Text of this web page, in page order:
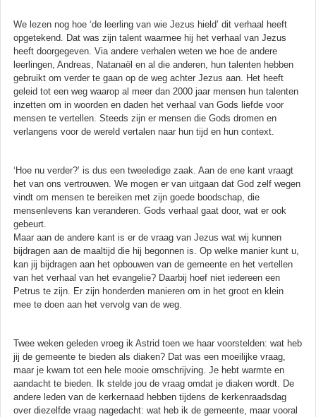
We lezen nog hoe ‘de leerling van wie Jezus hield’ dit verhaal heeft
opgetekend. Dat was zijn talent waarmee hij het verhaal van Jezus
heeft doorgegeven. Via andere verhalen weten we hoe de andere
leerlingen, Andreas, Natanaël en al die anderen, hun talenten hebben
gebruikt om verder te gaan op de weg achter Jezus aan. Het heeft
geleid tot een weg waarop al meer dan 2000 jaar mensen hun talenten
inzetten om in woorden en daden het verhaal van Gods liefde voor
mensen te vertellen. Steeds zijn er mensen die Gods dromen en
verlangens voor de wereld vertalen naar hun tijd en hun context.
‘Hoe nu verder?’ is dus een tweeledige zaak. Aan de ene kant vraagt
het van ons vertrouwen. We mogen er van uitgaan dat God zelf wegen
vindt om mensen te bereiken met zijn goede boodschap, die
mensenlevens kan veranderen. Gods verhaal gaat door, wat er ook
gebeurt.
Maar aan de andere kant is er de vraag van Jezus wat wij kunnen
bijdragen aan de maaltijd die hij begonnen is. Op welke manier kunt u,
kan jij bijdragen aan het opbouwen van de gemeente en het vertellen
van het verhaal van het evangelie? Daarbij hoef niet iedereen een
Petrus te zijn. Er zijn honderden manieren om in het groot en klein
mee te doen aan het vervolg van de weg.
Twee weken geleden vroeg ik Astrid toen we haar voorstelden: wat heb
jij de gemeente te bieden als diaken? Dat was een moeilijke vraag,
maar je kwam tot een hele mooie omschrijving. Je hebt warmte en
aandacht te bieden. Ik stelde jou de vraag omdat je diaken wordt. De
andere leden van de kerkernaad hebben tijdens de kerkenraadsdag
over diezelfde vraag nagedacht: wat heb ik de gemeente, maar vooral